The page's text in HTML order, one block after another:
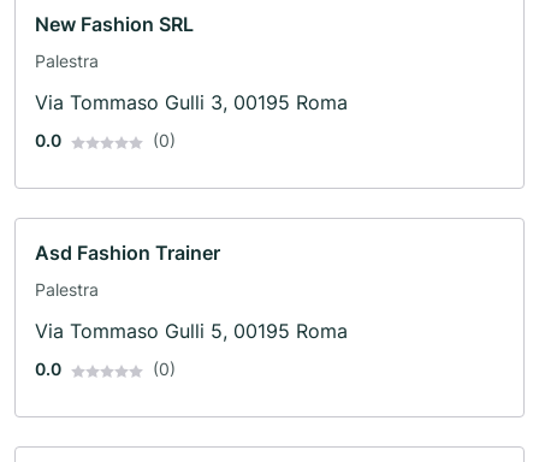
New Fashion SRL
Palestra
Via Tommaso Gulli 3, 00195 Roma
0.0 (0)
Asd Fashion Trainer
Palestra
Via Tommaso Gulli 5, 00195 Roma
0.0 (0)